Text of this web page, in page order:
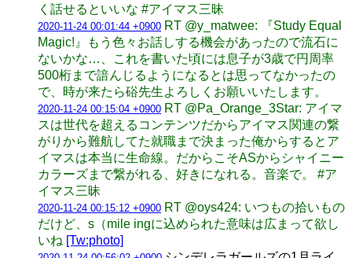
く話せるといいな #アイマス三昧
2020-11-24 00:01:44 +0900 RT @y_matwee: 『Study Equal
Magic!』もう色々お話しする機会があったので流石に
ないかな…、これを書いた頃には息子が3歳で円周率
500桁まで諳んじるようになるとは思ってなかったの
で、時が来たら硲先生よろしくお願いいたします。
2020-11-24 00:15:04 +0900 RT @Pa_Orange_3Star: アイマ
スは世代を超えるコンテンツだからアイマス関連の繋
がりから難航してた就職まで決まった俺からするとア
イマスは本当に生命線。だからこそASからシャイニー
カラーズまで繋がれる、好きになれる。音楽で。 #ア
イマス三昧
2020-11-24 00:15:12 +0900 RT @oys424: いつもの拾いもの
だけど、s（mile ingに込められた意味は広まって欲し
いね [Tw:photo]